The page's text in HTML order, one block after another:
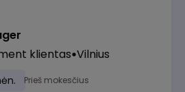
klientas Vilnius
Prieš mokesčius